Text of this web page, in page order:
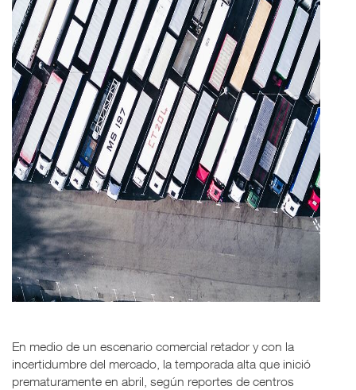
En medio de un escenario comercial retador y con la
incertidumbre del mercado, la temporada alta que inició
prematuramente en abril, según reportes de centros